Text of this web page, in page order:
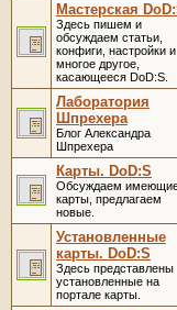
Мастерская
Здесь пишем и
обсуждаем статьи,
конфиги, настройки и
многое другое,
касающееся DoD:S.
Лаборатория
Шпрехера
Блог Александра
Шпрехера
Карты. DoD:S
Обсуждаем
карты, предлагаем
новые.
Установленные
карты. DoD:S
Здесь представлены
установленные на
портале карты.